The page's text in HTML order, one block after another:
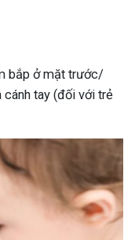
bắp ở mặt trước/
tay (đối với trẻ